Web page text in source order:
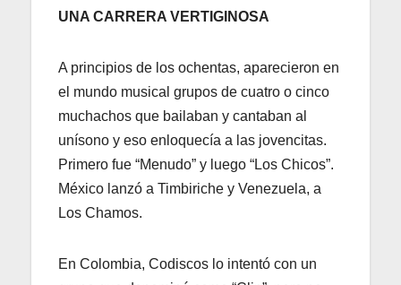
UNA CARRERA VERTIGINOSA
A principios de los ochentas, aparecieron en
el mundo musical grupos de cuatro o cinco
muchachos que bailaban y cantaban al
unísono y eso enloquecía a las jovencitas.
Primero fue “Menudo” y luego “Los Chicos”.
México lanzó a Timbiriche y Venezuela, a
Los Chamos.
En Colombia, Codiscos lo intentó con un